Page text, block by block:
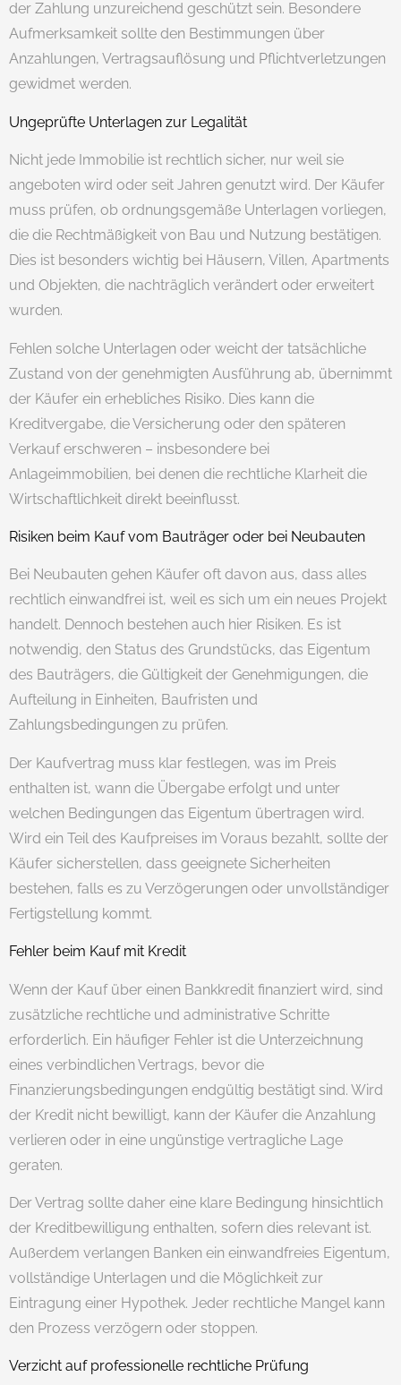
der Zahlung unzureichend geschützt sein. Besondere
Aufmerksamkeit sollte den Bestimmungen über
Anzahlungen, Vertragsauflösung und Pflichtverletzungen
gewidmet werden.
Ungeprüfte Unterlagen zur Legalität
Nicht jede Immobilie ist rechtlich sicher, nur weil sie
angeboten wird oder seit Jahren genutzt wird. Der Käufer
muss prüfen, ob ordnungsgemäße Unterlagen vorliegen,
die die Rechtmäßigkeit von Bau und Nutzung bestätigen.
Dies ist besonders wichtig bei Häusern, Villen, Apartments
und Objekten, die nachträglich verändert oder erweitert
wurden.
Fehlen solche Unterlagen oder weicht der tatsächliche
Zustand von der genehmigten Ausführung ab, übernimmt
der Käufer ein erhebliches Risiko. Dies kann die
Kreditvergabe, die Versicherung oder den späteren
Verkauf erschweren – insbesondere bei
Anlageimmobilien, bei denen die rechtliche Klarheit die
Wirtschaftlichkeit direkt beeinflusst.
Risiken beim Kauf vom Bauträger oder bei Neubauten
Bei Neubauten gehen Käufer oft davon aus, dass alles
rechtlich einwandfrei ist, weil es sich um ein neues Projekt
handelt. Dennoch bestehen auch hier Risiken. Es ist
notwendig, den Status des Grundstücks, das Eigentum
des Bauträgers, die Gültigkeit der Genehmigungen, die
Aufteilung in Einheiten, Baufristen und
Zahlungsbedingungen zu prüfen.
Der Kaufvertrag muss klar festlegen, was im Preis
enthalten ist, wann die Übergabe erfolgt und unter
welchen Bedingungen das Eigentum übertragen wird.
Wird ein Teil des Kaufpreises im Voraus bezahlt, sollte der
Käufer sicherstellen, dass geeignete Sicherheiten
bestehen, falls es zu Verzögerungen oder unvollständiger
Fertigstellung kommt.
Fehler beim Kauf mit Kredit
Wenn der Kauf über einen Bankkredit finanziert wird, sind
zusätzliche rechtliche und administrative Schritte
erforderlich. Ein häufiger Fehler ist die Unterzeichnung
eines verbindlichen Vertrags, bevor die
Finanzierungsbedingungen endgültig bestätigt sind. Wird
der Kredit nicht bewilligt, kann der Käufer die Anzahlung
verlieren oder in eine ungünstige vertragliche Lage
geraten.
Der Vertrag sollte daher eine klare Bedingung hinsichtlich
der Kreditbewilligung enthalten, sofern dies relevant ist.
Außerdem verlangen Banken ein einwandfreies Eigentum,
vollständige Unterlagen und die Möglichkeit zur
Eintragung einer Hypothek. Jeder rechtliche Mangel kann
den Prozess verzögern oder stoppen.
Verzicht auf professionelle rechtliche Prüfung